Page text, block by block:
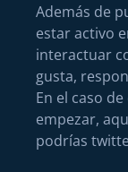
Además de
estar activo
interactuar
gusta,
En el caso
empezar,
podrías